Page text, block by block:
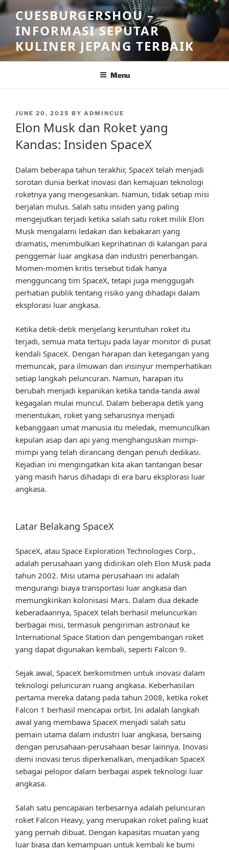
Skip
to
content
CUESBURGERSHOU –
INFORMASI SEPUTAR
KULINER JEPANG TERBAIK
Menu
POSTED
ON
JUNE 20, 2025 BY ADMINCUE
Elon Musk dan Roket yang
Kandas: Insiden SpaceX
Dalam beberapa tahun terakhir, SpaceX telah menjadi
sorotan dunia berkat inovasi dan kemajuan teknologi
roketnya yang mengesankan. Namun, tidak setiap misi
berjalan mulus. Salah satu insiden yang paling
mengejutkan terjadi ketika salah satu roket milik Elon
Musk mengalami ledakan dan kebakaran yang
dramatis, menimbulkan keprihatinan di kalangan para
penggemar luar angkasa dan industri penerbangan.
Momen-momen kritis tersebut tidak hanya
mengguncang tim SpaceX, tetapi juga menggugah
perhatian publik tentang risiko yang dihadapi dalam
eksplorasi luar angkasa.
Ketika detik-detik menjelang keruntuhan roket itu
terjadi, semua mata tertuju pada layar monitor di pusat
kendali SpaceX. Dengan harapan dan ketegangan yang
memuncak, para ilmuwan dan insinyur memperhatikan
setiap langkah peluncuran. Namun, harapan itu
berubah menjadi kepanikan ketika tanda-tanda awal
kegagalan mulai muncul. Dalam beberapa detik yang
menentukan, roket yang seharusnya menjadi
kebanggaan umat manusia itu meledak, memunculkan
kepulan asap dan api yang menghanguskan mimpi-
mimpi yang telah dirancang dengan penuh dedikasi.
Kejadian ini mengingatkan kita akan tantangan besar
yang masih harus dihadapi di era baru eksplorasi luar
angkasa.
Latar Belakang SpaceX
SpaceX, atau Space Exploration Technologies Corp.,
adalah perusahaan yang didirikan oleh Elon Musk pada
tahun 2002. Misi utama perusahaan ini adalah
mengurangi biaya transportasi luar angkasa dan
memungkinkan kolonisasi Mars. Dalam dua dekade
keberadaannya, SpaceX telah berhasil meluncurkan
berbagai misi, termasuk pengiriman astronaut ke
International Space Station dan pengembangan roket
yang dapat digunakan kembali, seperti Falcon 9.
Sejak awal, SpaceX berkomitmen untuk inovasi dalam
teknologi peluncuran ruang angkasa. Keberhasilan
pertama mereka datang pada tahun 2008, ketika roket
Falcon 1 berhasil mencapai orbit. Ini adalah langkah
awal yang membawa SpaceX menjadi salah satu
pemain utama dalam industri luar angkasa, bersaing
dengan perusahaan-perusahaan besar lainnya. Inovasi
demi inovasi terus diperkenalkan, menjadikan SpaceX
sebagai pelopor dalam berbagai aspek teknologi luar
angkasa.
Salah satu pencapaian terbesarnya adalah peluncuran
roket Falcon Heavy, yang merupakan roket paling kuat
yang pernah dibuat. Dengan kapasitas muatan yang
luar biasa dan kemampuan untuk kembali ke bumi